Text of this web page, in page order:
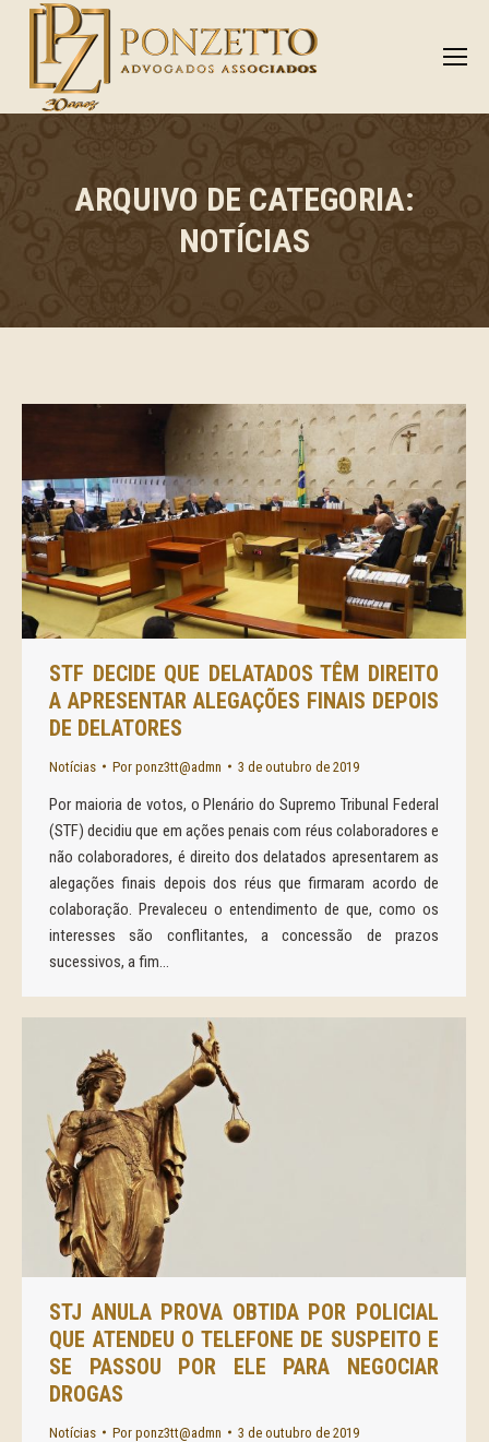
ARQUIVO DE CATEGORIA:
NOTÍCIAS
STF DECIDE QUE DELATADOS TÊM DIREITO
A APRESENTAR ALEGAÇÕES FINAIS DEPOIS
DE DELATORES
Notícias Por ponz3tt@admn 3 de outubro de 2019
Por maioria de votos, o Plenário do Supremo Tribunal Federal
(STF) decidiu que em ações penais com réus colaboradores e
não colaboradores, é direito dos delatados apresentarem as
alegações finais depois dos réus que firmaram acordo de
colaboração. Prevaleceu o entendimento de que, como os
interesses são conflitantes, a concessão de prazos
sucessivos, a fim…
STJ ANULA PROVA OBTIDA POR POLICIAL
QUE ATENDEU O TELEFONE DE SUSPEITO E
SE PASSOU POR ELE PARA NEGOCIAR
DROGAS
Notícias Por ponz3tt@admn 3 de outubro de 2019